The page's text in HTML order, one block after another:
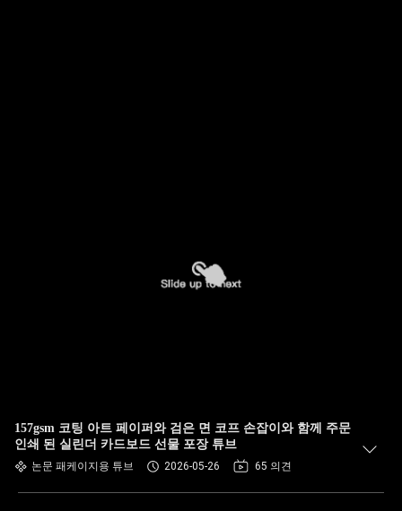
157gsm 코팅 아트 페이퍼와 검은 면 코프 손잡이와 함께 주문
인쇄 된 실린더 카드보드 선물 포장 튜브
논문 패케이지용 튜브 2026-05-26 65 의견